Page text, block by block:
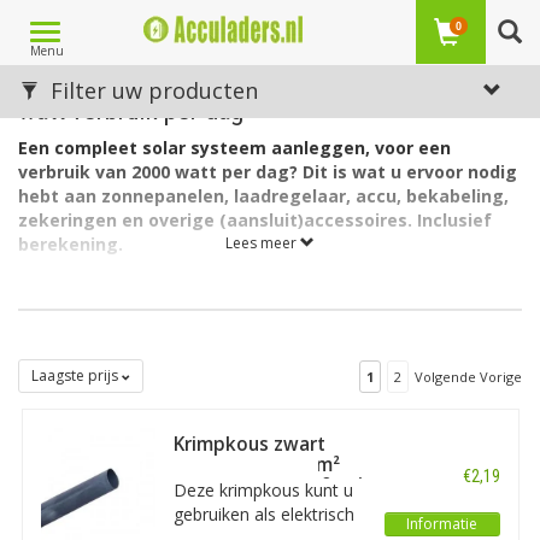
Toggle
navigation
Menu
0
Compleet solar systeem gebaseerd op 2000
watt verbruik per dag
Een compleet solar systeem aanleggen, voor een
verbruik van 2000 watt per dag? Dit is wat u ervoor nodig
hebt aan zonnepanelen, laadregelaar, accu, bekabeling,
zekeringen en overige (aansluit)accessoires. Inclusief
berekening.
aanleggen van een
Solar systeem voor 100Wp per dag
Solar systeem voor 200Wp per dag
Solar systeem voor 1000Wp per dag
Uitgangspunten voor een zorgvuldig advies (!).
Welke
zonnepanelen, welke accu en welke laadregelaar (en
bijbehorende onderdelen zoals zekeringen) wij adviseren, hangt
Lees meer
Filter uw producten
Laagste prijs 1 2 Volgende Vorige
Krimpkous zwart
voor 35/50/70mm²
accukabel (per 10cm)
Deze krimpkous kunt u
gebruiken als elektrisch
€2,19
Informatie